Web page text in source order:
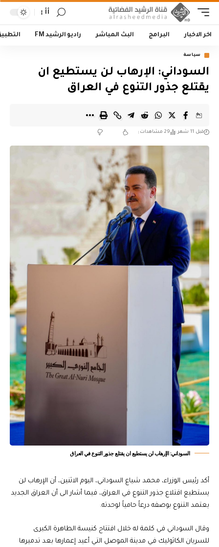
أأ
اخر الاخبار البرامج البث المباشر راديو الرشيد FM
سياسة
السوداني: الإرهاب لن يستطيع ان
يقتلع جذور التنوع في العراق
قبل 11 شهر 29 مشاهدات
السوداني: الإرهاب لن يستطيع ان يقتلع جذور التنوع في العراق
أكد رئيس الوزراء، محمد شياع السوداني، اليوم الاثنين، أن الإرهاب لن
يستطيع اقتلاع جذور التنوع في العراق، فيما أشار الى أن العراق الجديد
يعتمد التنوع بوصفه درعاً حامياً لوحدته.
وقال السوداني في كلمة له خلال افتتاح كنيسة الطاهرة الكبرى
للسريان الكاثوليك في مدينة الموصل التي أعيد إعمارها بعد تدميرها